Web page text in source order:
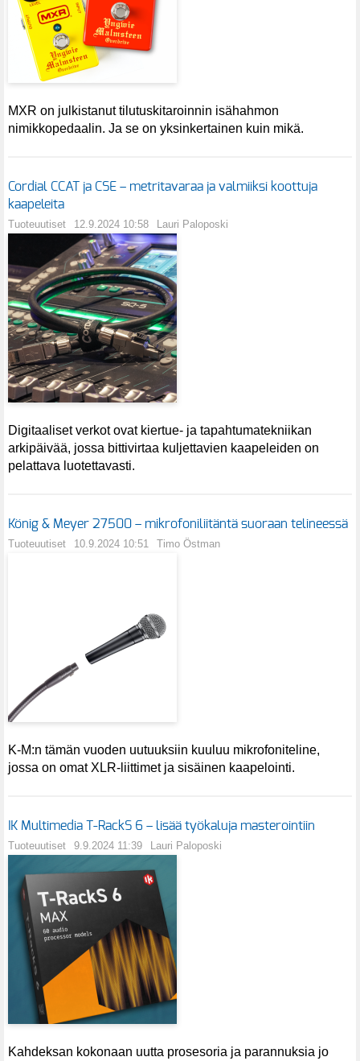
MXR on julkistanut tilutuskitaroinnin isähahmon
nimikkopedaalin. Ja se on yksinkertainen kuin mikä.
Cordial CCAT ja CSE – metritavaraa ja valmiiksi koottuja
kaapeleita
Tuoteuutiset 12.9.2024 10:58 Lauri Paloposki
Digitaaliset verkot ovat kiertue- ja tapahtumatekniikan
arkipäivää, jossa bittivirtaa kuljettavien kaapeleiden on
pelattava luotettavasti.
König & Meyer 27500 – mikrofoniliitäntä suoraan telineessä
Tuoteuutiset 10.9.2024 10:51 Timo Östman
K-M:n tämän vuoden uutuuksiin kuuluu mikrofoniteline,
jossa on omat XLR-liittimet ja sisäinen kaapelointi.
IK Multimedia T-RackS 6 – lisää työkaluja masterointiin
Tuoteuutiset 9.9.2024 11:39 Lauri Paloposki
Kahdeksan kokonaan uutta prosesoria ja parannuksia jo